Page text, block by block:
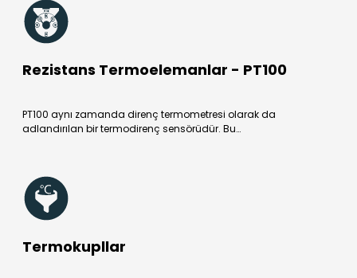
Rezistans Termoelemanlar - PT100
PT100 aynı zamanda direnç termometresi olarak da
adlandırılan bir termodirenç sensörüdür. Bu…
Termokupllar